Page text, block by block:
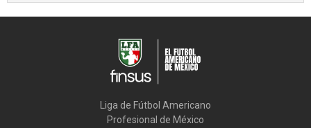
Liga de Fútbol Americano
Profesional de México